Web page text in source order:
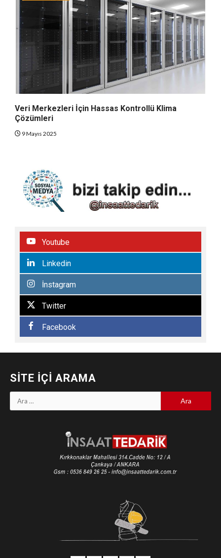
Veri Merkezleri İçin Hassas Kontrollü Klima
Çözümleri
9 Mayıs 2025
Youtube
Linkedin
İnstagram
Twitter
Facebook
SITE İÇI ARAMA
Arama: